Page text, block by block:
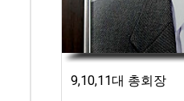
9,10,11대 총회장